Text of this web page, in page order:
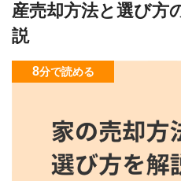
産売却方法と選び方
説
8分で読める